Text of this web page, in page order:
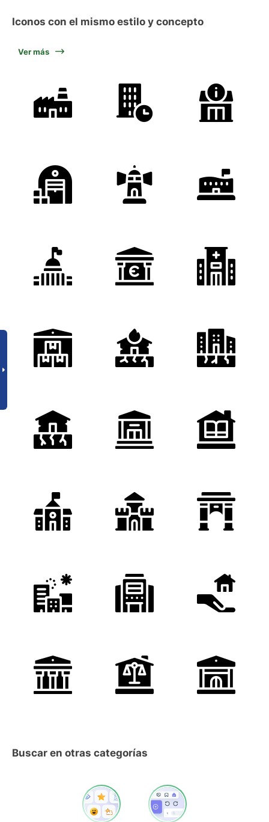
Iconos con el mismo estilo y concepto
Ver más
Buscar en otras categorías